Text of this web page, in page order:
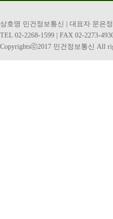
상호명 민건정보통신 | 대표자 문은
TEL 02-2268-1599 | FAX 02-2273-
Copyrightsⓒ2017 민건정보통신 All